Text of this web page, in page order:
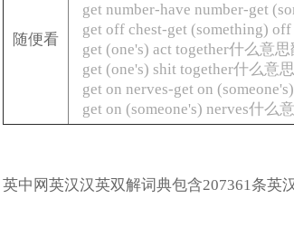
随便看
get number-have number-get
get off chest-get (something)
get (one's) act together什么意
get (one's) shit together什么意
get on nerves-get on
get on (someone's) nerves什么
英中网英汉汉英双解词典包含207361条英